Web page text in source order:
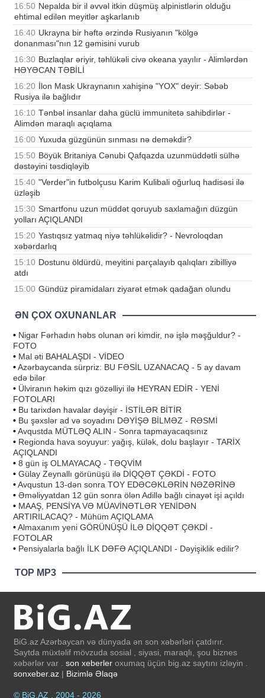
16:50 Nepalda bir il əvvəl itkin düşmüş alpinistlərin olduğu
ehtimal edilən meyitlər aşkarlanıb
16:40 Ukrayna bir həftə ərzində Rusiyanın "kölgə
donanması"nın 12 gəmisini vurub
16:30 Buzlaqlar əriyir, təhlükəli civə okeana yayılır - Alimlərdən
HƏYƏCAN TƏBİLİ
16:20 İlon Mask Ukraynanın xahişinə "YOX" deyir: Səbəb
Rusiya ilə bağlıdır
16:10 Tənbəl insanlar daha güclü immunitetə sahibdirlər -
Alimdən maraqlı açıqlama
16:00 Yuxuda güzgünün sınması nə deməkdir?
15:50 Böyük Britaniya Cənubi Qafqazda uzunmüddətli sülhə
dəstəyini təsdiqləyib
15:40 "Verder"in futbolçusu Karim Kulibali oğurluq hadisəsi ilə
üzləşib
15:30 Smartfonu uzun müddət qoruyub saxlamağın düzgün
yolları AÇIQLANDI
15:20 Yastıqsız yatmaq niyə təhlükəlidir? - Nevroloqdan
xəbərdarlıq
15:10 Dostunu öldürdü, meyitini parçalayıb qalıqları zibilliyə
atdı
15:00 Gündüz piramidaları ziyarət etmək qadağan olundu
ƏN ÇOX OXUNANLAR
• Nigar Fərhadın həbs olunan əri kimdir, nə işlə məşğuldur? -
FOTO
• Mal əti BAHALAŞDI - VİDEO
•Azərbaycanda sürpriz: BU FƏSİL UZANACAQ - 5 ay davam
edə bilər
• Ülviranın həkim qızı gözəlliyi ilə HEYRAN EDİR - YENİ
FOTOLARI
• Bu tarixdən havalar dəyişir - İSTİLƏR BİTİR
• Bu şəxslər ad və soyadını DƏYİŞƏ BİLMƏZ - RƏSMİ
•Avqustda MÜTLƏQ ALIN - Sonra tapmayacaqsınız
• Regionda hava soyuyur: yağış, külək, dolu başlayır - TARİX
AÇIQLANDI
• 8 gün iş OLMAYACAQ - TƏQVİM
• Gülay Zeynallı görünüşü ilə DİQQƏT ÇƏKDİ - FOTO
•Avqustun 13-dən sonra TOY EDƏCƏKLƏRİN NƏZƏRİNƏ
• Əməliyyatdan 12 gün sonra ölən Adillə bağlı cinayət işi açıldı
• MAAŞ, PENSİYA VƏ MÜAVİNƏTLƏR YENİDƏN
ARTIRILACAQ? - Mühüm AÇIQLAMA
•Almaxanım yeni GÖRÜNÜŞÜ İLƏ DİQQƏT ÇƏKDİ -
FOTOLAR
• Pensiyalarla bağlı İLK DƏFƏ AÇIQLANDI - Dəyişiklik edilir?
TOP MP3
BiG.az Azərbaycan və dünyada ən son xəbərləri çatdırır.
Saytda müxtəlif mövzuda sosial , siyasi, maraqlı, şou biznes
xəbərlər var . son xeberler oxumaq üçün big.az saytını izləyin .
sonxeber.az | Bizimlə Əlaqə
© BiG.AZ , 2004 - 2026